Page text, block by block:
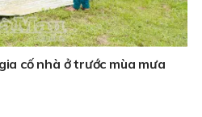
cố nhà ở trước mùa mưa